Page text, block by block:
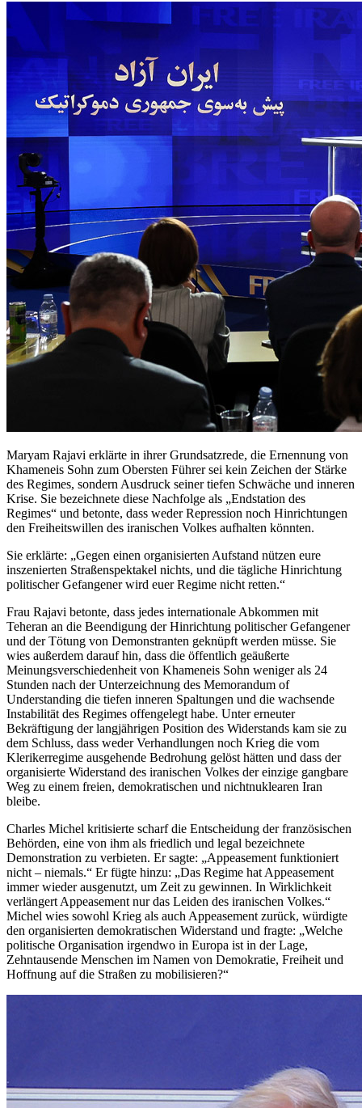
Maryam Rajavi erklärte in ihrer Grundsatzrede, die Ernennung von
Khameneis Sohn zum Obersten Führer sei kein Zeichen der Stärke
des Regimes, sondern Ausdruck seiner tiefen Schwäche und inneren
Krise. Sie bezeichnete diese Nachfolge als „Endstation des
Regimes“ und betonte, dass weder Repression noch Hinrichtungen
den Freiheitswillen des iranischen Volkes aufhalten könnten.
Sie erklärte: „Gegen einen organisierten Aufstand nützen eure
inszenierten Straßenspektakel nichts, und die tägliche Hinrichtung
politischer Gefangener wird euer Regime nicht retten.“
Frau Rajavi betonte, dass jedes internationale Abkommen mit
Teheran an die Beendigung der Hinrichtung politischer Gefangener
und der Tötung von Demonstranten geknüpft werden müsse. Sie
wies außerdem darauf hin, dass die öffentlich geäußerte
Meinungsverschiedenheit von Khameneis Sohn weniger als 24
Stunden nach der Unterzeichnung des Memorandum of
Understanding die tiefen inneren Spaltungen und die wachsende
Instabilität des Regimes offengelegt habe. Unter erneuter
Bekräftigung der langjährigen Position des Widerstands kam sie zu
dem Schluss, dass weder Verhandlungen noch Krieg die vom
Klerikerregime ausgehende Bedrohung gelöst hätten und dass der
organisierte Widerstand des iranischen Volkes der einzige gangbare
Weg zu einem freien, demokratischen und nichtnuklearen Iran
bleibe.
Charles Michel kritisierte scharf die Entscheidung der französischen
Behörden, eine von ihm als friedlich und legal bezeichnete
Demonstration zu verbieten. Er sagte: „Appeasement funktioniert
nicht – niemals.“ Er fügte hinzu: „Das Regime hat Appeasement
immer wieder ausgenutzt, um Zeit zu gewinnen. In Wirklichkeit
verlängert Appeasement nur das Leiden des iranischen Volkes.“
Michel wies sowohl Krieg als auch Appeasement zurück, würdigte
den organisierten demokratischen Widerstand und fragte: „Welche
politische Organisation irgendwo in Europa ist in der Lage,
Zehntausende Menschen im Namen von Demokratie, Freiheit und
Hoffnung auf die Straßen zu mobilisieren?“